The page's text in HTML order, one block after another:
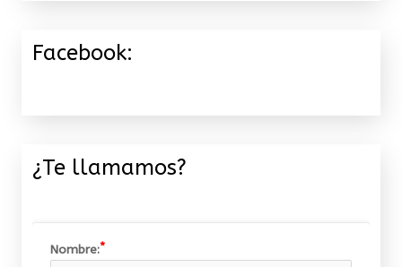
Facebook:
¿Te llamamos?
Nombre: